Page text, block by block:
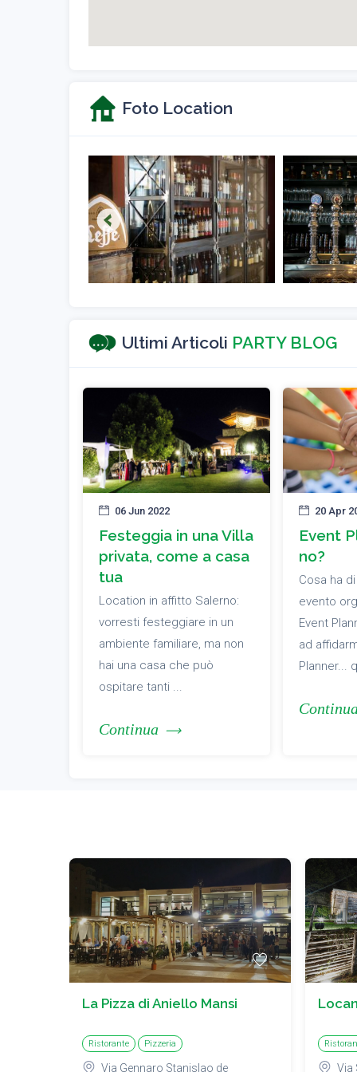
Foto Location
Ultimi Articoli PARTY BLOG
06 Jun 2022
Festeggia in una Villa
privata, come a casa
tua
Location in affitto Salerno:
vorresti festeggiare in un
ambiente familiare, ma non
hai una casa che può
ospitare tanti ...
Continua
20 Apr
Event
no?
Cosa ha
evento
Event
ad
Planner...
La Pizza di Aniello Mansi
Ristorante Pizzeria
Via Gennaro Stanislao de Via